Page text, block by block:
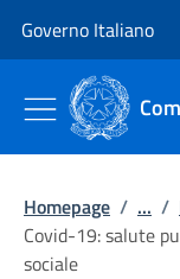
Governo Italiano
Homepage / ... /
Covid-19: salute
sociale